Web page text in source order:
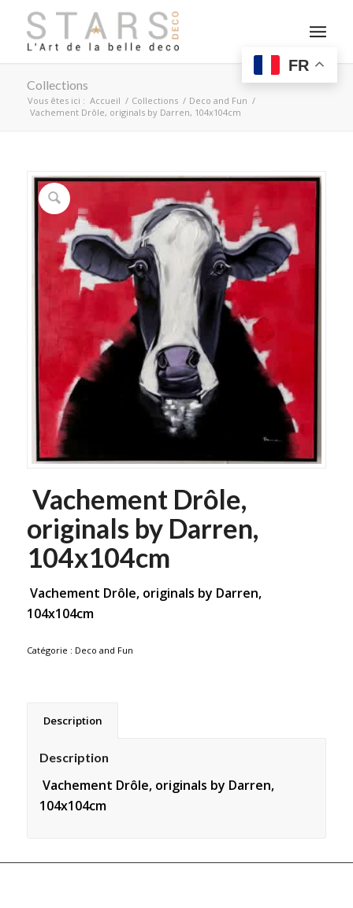
Collections
Vous êtes ici : Accueil / Collections / Deco and Fun /
Vachement Drôle, originals by Darren, 104x104cm
Vachement Drôle,
originals by Darren,
104x104cm
Vachement Drôle, originals by Darren,
104x104cm
Catégorie : Deco and Fun
Description
Description
Vachement Drôle, originals by Darren,
104x104cm
FR